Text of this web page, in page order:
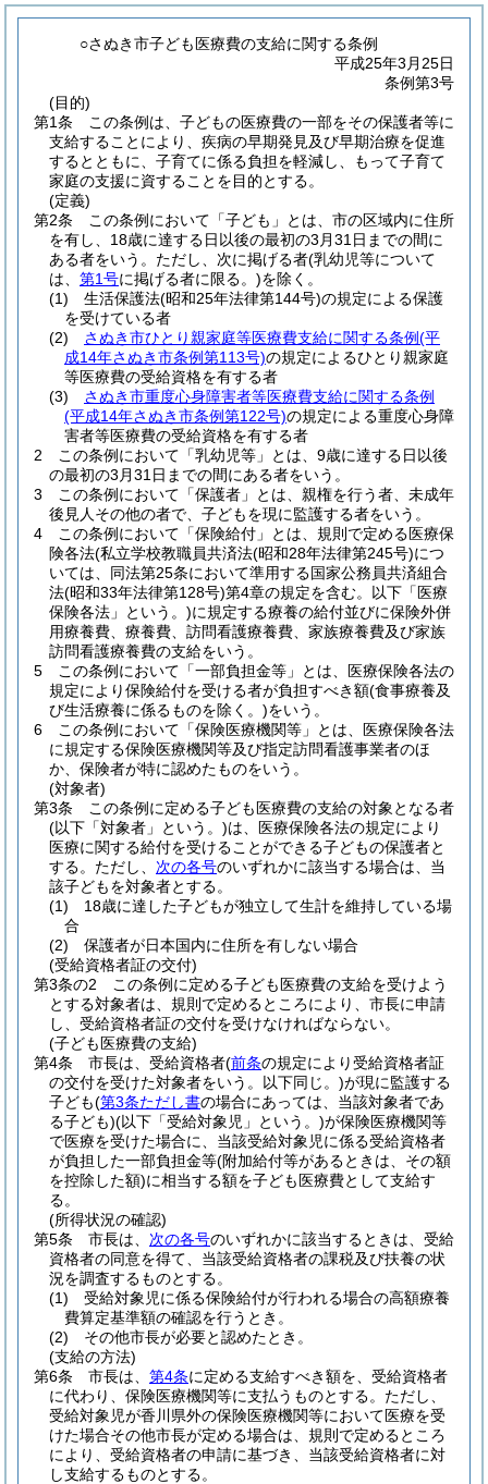
○さぬき市子ども医療費の支給に関する条例
平成25年3月25日
条例第3号
(目的)
第1条
この条例は、子どもの医療費の一部をその保護者等に
支給することにより、疾病の早期発見及び早期治療を促進
するとともに、子育てに係る負担を軽減し、もって子育て
家庭の支援に資することを目的とする。
(定義)
第2条
この条例において「子ども」とは、市の区域内に住所
を有し、18歳に達する日以後の最初の3月31日までの間に
ある者をいう。 ただし、次に掲げる者(乳幼児等について
は、 第1号に掲げる者に限る。)を除く。
(1)
生活保護法(昭和25年法律第144号)の規定による保護
を受けている者
(2)
さぬき市ひとり親家庭等医療費支給に関する条例(平
成14年さぬき市条例第113号)の規定によるひとり親家庭
等医療費の受給資格を有する者
(3)
さぬき市重度心身障害者等医療費支給に関する条例
(平成14年さぬき市条例第122号)の規定による重度心身障
害者等医療費の受給資格を有する者
2
この条例において「乳幼児等」とは、9歳に達する日以後
の最初の3月31日までの間にある者をいう。
3
この条例において「保護者」とは、親権を行う者、未成年
後見人その他の者で、子どもを現に監護する者をいう。
4
この条例において「保険給付」とは、規則で定める医療保
険各法(私立学校教職員共済法(昭和28年法律第245号)につ
いては、同法第25条において準用する国家公務員共済組合
法(昭和33年法律第128号)第4章の規定を含む。以下「医療
保険各法」という。)に規定する療養の給付並びに保険外併
用療養費、療養費、訪問看護療養費、家族療養費及び家族
訪問看護療養費の支給をいう。
5
この条例において「一部負担金等」とは、医療保険各法の
規定により保険給付を受ける者が負担すべき額(食事療養及
び生活療養に係るものを除く。)をいう。
6
この条例において「保険医療機関等」とは、医療保険各法
に規定する保険医療機関等及び指定訪問看護事業者のほ
か、保険者が特に認めたものをいう。
(対象者)
第3条
この条例に定める子ども医療費の支給の対象となる者
(以下「対象者」という。)は、医療保険各法の規定により
医療に関する給付を受けることができる子どもの保護者と
する。 ただし、 次の各号のいずれかに該当する場合は、当
該子どもを対象者とする。
(1)
18歳に達した子どもが独立して生計を維持している場
合
(2)
保護者が日本国内に住所を有しない場合
(受給資格者証の交付)
第3条の2
この条例に定める子ども医療費の支給を受けよう
とする対象者は、規則で定めるところにより、市長に申請
し、受給資格者証の交付を受けなければならない。
(子ども医療費の支給)
第4条
市長は、受給資格者(前条の規定により受給資格者証
の交付を受けた対象者をいう。以下同じ。)が現に監護する
子ども(第3条ただし書の場合にあっては、当該対象者であ
る子ども)(以下「受給対象児」という。)が保険医療機関等
で医療を受けた場合に、当該受給対象児に係る受給資格者
が負担した一部負担金等(附加給付等があるときは、その額
を控除した額)に相当する額を子ども医療費として支給す
る。
(所得状況の確認)
第5条
市長は、 次の各号のいずれかに該当するときは、受給
資格者の同意を得て、当該受給資格者の課税及び扶養の状
況を調査するものとする。
(1)
受給対象児に係る保険給付が行われる場合の高額療養
費算定基準額の確認を行うとき。
(2)
その他市長が必要と認めたとき。
(支給の方法)
第6条
市長は、 第4条に定める支給すべき額を、受給資格者
に代わり、保険医療機関等に支払うものとする。 ただし、
受給対象児が香川県外の保険医療機関等において医療を受
けた場合その他市長が定める場合は、規則で定めるところ
により、受給資格者の申請に基づき、当該受給資格者に対
し支給するものとする。